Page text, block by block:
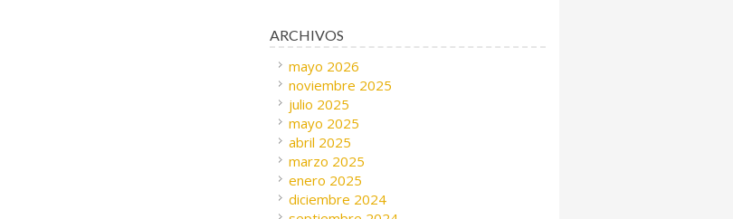
ARCHIVOS
mayo 2026
noviembre 2025
julio 2025
mayo 2025
abril 2025
marzo 2025
enero 2025
diciembre 2024